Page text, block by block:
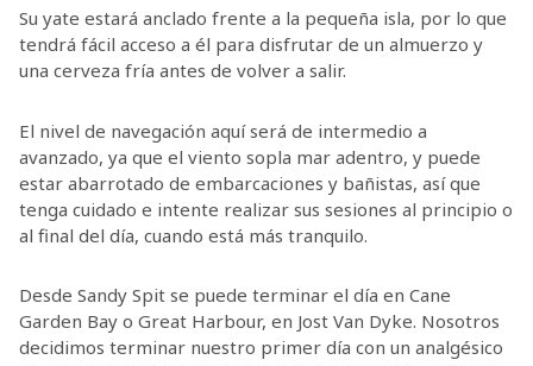
Su yate estará anclado frente a la pequeña isla, por lo que
tendrá fácil acceso a él para disfrutar de un almuerzo y
una cerveza fría antes de volver a salir.
El nivel de navegación aquí será de intermedio a
avanzado, ya que el viento sopla mar adentro, y puede
estar abarrotado de embarcaciones y bañistas, así que
tenga cuidado e intente realizar sus sesiones al principio o
al final del día, cuando está más tranquilo.
Desde Sandy Spit se puede terminar el día en Cane
Garden Bay o Great Harbour, en Jost Van Dyke. Nosotros
decidimos terminar nuestro primer día con un analgésico